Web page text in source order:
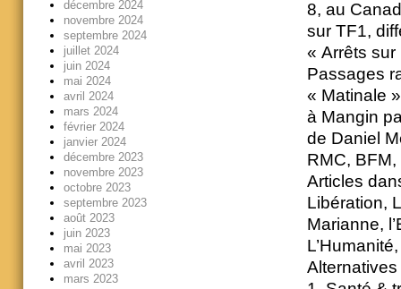
8, au
sur TF1,
« Arrêts sur
Passages
« Matinale
à Mangin
de Daniel
RMC,
Articles
Libération,
Marianne,
décembre 2024
novembre 2024
septembre 2024
juillet 2024
juin 2024
mai 2024
avril 2024
mars 2024
février 2024
janvier 2024
décembre 2023
novembre 2023
octobre 2023
septembre 2023
août 2023
juin 2023
mai 2023
avril 2023
mars 2023